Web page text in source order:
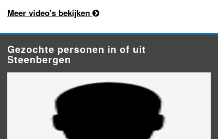
Meer video's bekijken
Gezochte personen in of uit
Steenbergen